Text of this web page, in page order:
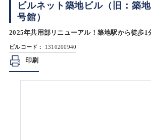
ビルネット築地ビル（旧：築
号館）
2025年共用部リニューアル！築地駅から徒歩1
ビルコード： 1310200940
印刷